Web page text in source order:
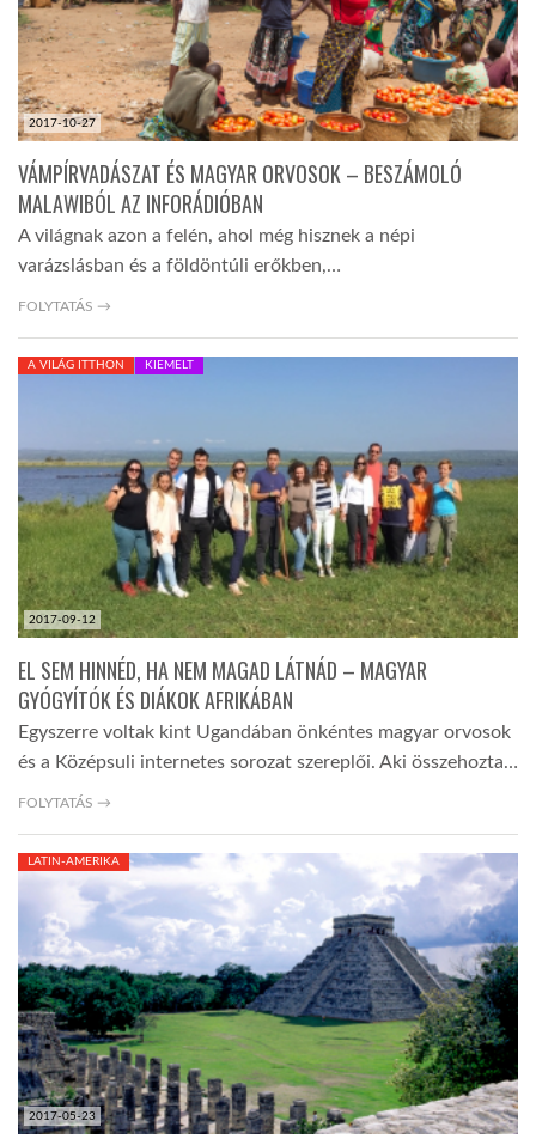
GLOBOTV
AFRIKA TUDÁSTÁR
LINKTR.EE
GLOBOZSARU
DOBRAVERO.HU
LATIMO.HU
GLOBOBOOK
2017-10-27
VÁMPÍRVADÁSZAT ÉS MAGYAR ORVOSOK – BESZÁMOLÓ
MALAWIBÓL AZ INFORÁDIÓBAN
A világnak azon a felén, ahol még hisznek a népi
varázslásban és a földöntúli erőkben,…
FOLYTATÁS →
2017-09-12
A VILÁG ITTHON KIEMELT
EL SEM HINNÉD, HA NEM MAGAD LÁTNÁD – MAGYAR
GYÓGYÍTÓK ÉS DIÁKOK AFRIKÁBAN
Egyszerre voltak kint Ugandában önkéntes magyar orvosok
és a Középsuli internetes sorozat szereplői. Aki összehozta…
FOLYTATÁS →
2017-05-23
LATIN-AMERIKA